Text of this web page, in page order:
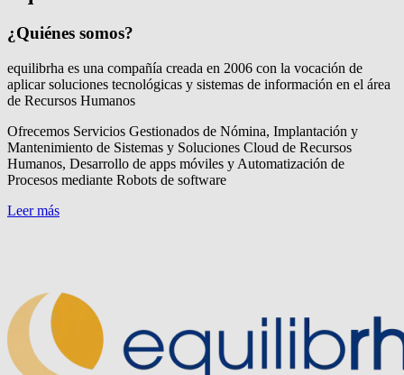
¿Quiénes somos?
equilibrha es una compañía creada en 2006 con la vocación de
aplicar soluciones tecnológicas y sistemas de información en el área
de Recursos Humanos
Ofrecemos Servicios Gestionados de Nómina, Implantación y
Mantenimiento de Sistemas y Soluciones Cloud de Recursos
Humanos, Desarrollo de apps móviles y Automatización de
Procesos mediante Robots de software
Leer más